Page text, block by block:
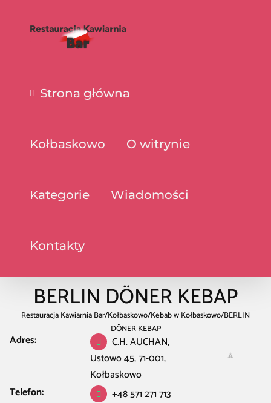
Strona główna
Kołbaskowo O witrynie
Kategorie Wiadomości
Kontakty
BERLIN DÖNER KEBAP
Restauracja Kawiarnia Bar/Kołbaskowo/Kebab w Kołbaskowo/BERLIN
DÖNER KEBAP
Adres:
C.H. AUCHAN,
Ustowo 45, 71-001,
Kołbaskowo
Telefon:
+48 571 271 713